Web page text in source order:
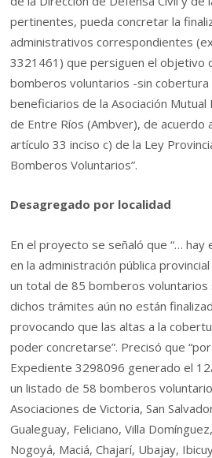
pertinentes, pueda concretar la
administrativos correspondientes
3321461) que persiguen el objetivo
bomberos voluntarios -sin
beneficiarios de la Asociación
de Entre Ríos (Ambver), de acuerdo
artículo 33 inciso c) de la Ley
Bomberos Voluntarios”.
Desagregado por localidad
En el proyecto se señaló que “… hay
en la administración pública
un total de 85 bomberos voluntarios
dichos trámites aún no están
provocando que las altas a la
poder concretarse”. Precisó que
Expediente 3298096 generado el
un listado de 58 bomberos
Asociaciones de Victoria, San
Gualeguay, Feliciano, Villa
Nogoyá, Maciá, Chajarí, Ubajay,